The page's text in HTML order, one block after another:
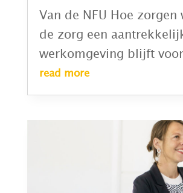
Van de NFU Hoe zorgen
de zorg een
werkomgeving blijft
read more